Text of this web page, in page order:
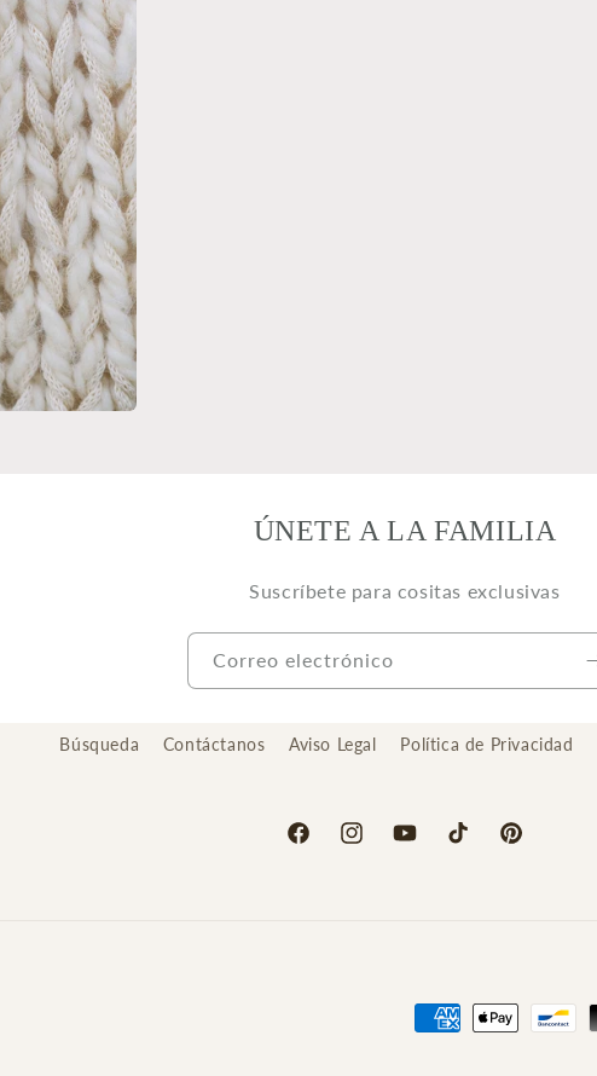
ÚNETE A LA FAMILIA
Suscríbete para cositas exclusivas
Correo electrónico
Búsqueda Contáctanos Aviso Legal Política de Privacidad
FacebookInstagramYouTubeTikTok Pinterest
Formas